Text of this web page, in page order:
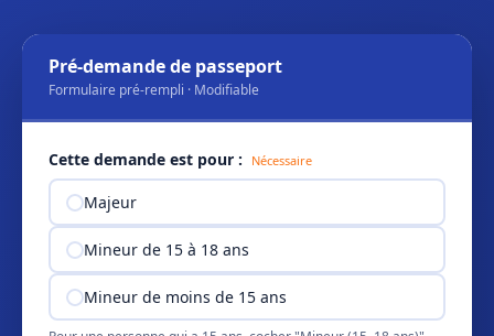
Pré-demande de passeport
Formulaire pré-rempli · Modifiable
Cette demande est pour : Nécessaire
Majeur
Mineur de 15 à 18 ans
Mineur de moins de 15 ans